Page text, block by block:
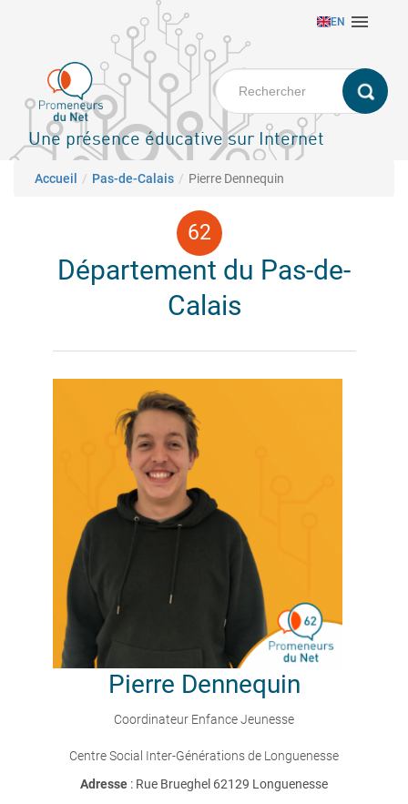
principal
EN 
Une présence éducative sur Internet
Fil d'Ariane
Accueil Pas-de-Calais Pierre Dennequin
Département du Pas-de-
Calais
Pierre Dennequin
Coordinateur Enfance Jeunesse
Centre Social Inter-Générations de Longuenesse
Adresse : Rue Brueghel 62129 Longuenesse